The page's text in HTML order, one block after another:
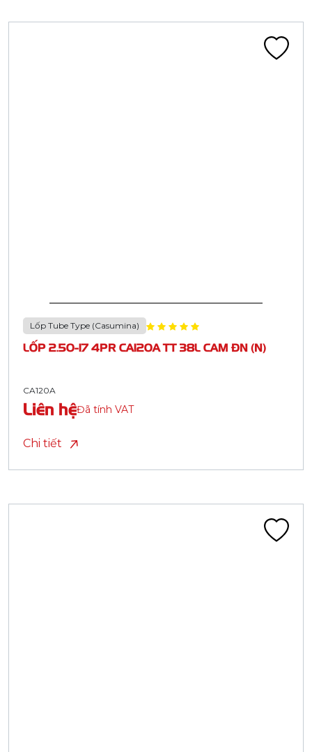
Lốp Tube Type (Casumina)
LỐP 2.50-17 4PR CA120A TT 38L CAM ĐN (N)
CA120A
Liên hệĐã tính VAT
Chi tiết